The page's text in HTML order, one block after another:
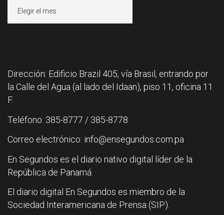
Dirección: Edificio Brazil 405, vía Brasil, entrando por
la Calle del Agua (al lado del Idaan), piso 11, oficina 11
F.
Teléfono: 385-8777 / 385-8778
Correo electrónico: info@ensegundos.com.pa
En Segundos es el diario nativo digital líder de la
República de Panamá.
El diario digital En Segundos es miembro de la
Sociedad Interamericana de Prensa (SIP).